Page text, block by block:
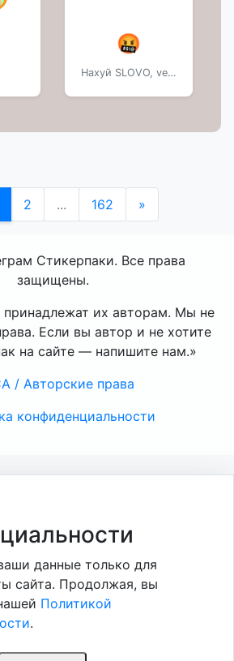
🤬
Нахуй SLOVO, versus Баттл тут основа.
2 ... 162 »
Стикерпаки. Все права
защищены.
принадлежат их авторам. Мы не
Если вы автор и не хотите
на сайте — напишите нам.»
/ Авторские права
конфиденциальности
данные только для
сайта. Продолжая, вы
Политикой
.